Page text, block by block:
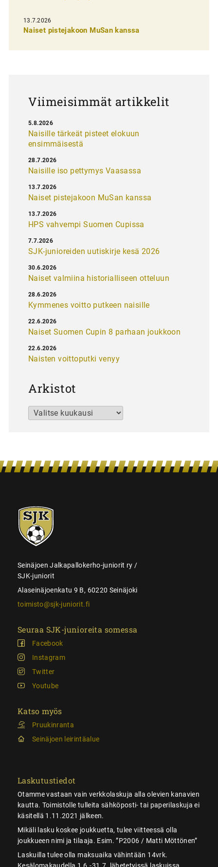
e
13.7.2026
Naiset pistejakoon MuSan kanssa
Viimeisimmät artikkelit
Naisille tärkeät pisteet elokuun
ensimmäisestä
5.8.2026
Naisille iso pettymys Vaasassa
28.7.2026
Naiset pistejakoon MuSan kanssa
13.7.2026
HPS vahvempi Suomen Cupissa
13.7.2026
SJK-junioreiden uutiskirje kesä 2026
7.7.2026
Naiset valmiina historialliseen otteluun
30.6.2026
Kymmenes voitto putkeen naisille
28.6.2026
Naiset Suomen Cupin 8 parhaan joukkoon
22.6.2026
Naisten voittoputki venyy
22.6.2026
Arkistot
Arkistot
SJK-
juniorit
Seinäjoen Jalkapallokerho-juniorit ry /
SJK-juniorit
Alaseinäjoenkatu 9 B, 60220 Seinäjoki
toimisto@sjk-juniorit.fi
Seuraa SJK-junioreita somessa
Facebook
Instagram
Twitter
Youtube
Katso myös
Pruukinranta
Seinäjoen leirintäalue
Laskutustiedot
Otamme vastaan vain verkkolaskuja alla olevien kanavien
kautta. Toimistolle tulleita sähköposti- tai paperilaskuja ei
käsitellä 1.11.2021 jälkeen.
Mikäli lasku koskee joukkuetta, tulee viitteessä olla
joukkueen nimi ja tilaaja. Esim. ”P2006 / Matti Möttönen”
Laskuilla tulee olla maksuaika vähintään 14vrk.
Kesälomakaudella 1.6.-31.7. lähetetyissä laskuissa